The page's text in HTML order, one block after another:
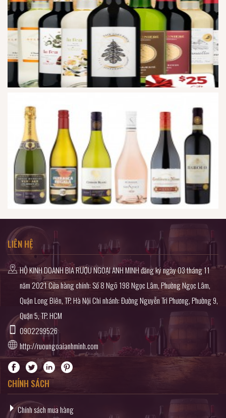
LIÊN HỆ
HỘ KINH DOANH BIA RƯỢU NGOẠI ANH MINH đăng ký ngày 03 tháng 11
năm 2021 Cửa hàng chính: Số 8 Ngõ 198 Ngọc Lâm, Phường Ngọc Lâm,
Quận Long Biên, TP. Hà Nội Chi nhánh: Đường Nguyễn Tri Phương, Phường 9,
Quận 5, TP. HCM
0902299526
http://ruoungoaianhminh.com
CHÍNH SÁCH
Chính sách mua hàng